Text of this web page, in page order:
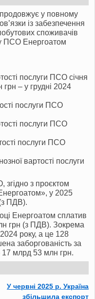
у повному
із забезпечення
споживачів
ПСО Енергоатом
послуги ПСО січня
– у грудні 2024
послуги ПСО
послуги ПСО
послуги ПСО
вартості послуги
згідно з проєктом
у 2025
ПДВ).
Енергоатом сплатив
грн (з ПДВ). Зокрема
року, а це 128
заборгованість за
17 млрд 53 млн грн.
У червні 2025 р. Україна
збільшила експорт